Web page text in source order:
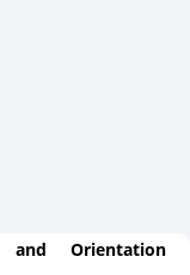
and Orientation